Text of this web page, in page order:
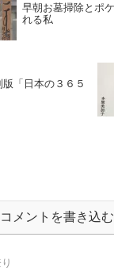
早朝お墓掃除とポ
れる私
「日本の３６５
コメントを書き込む